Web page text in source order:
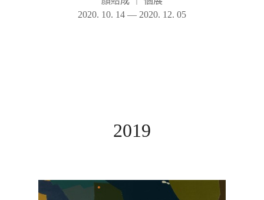
2020. 10. 14 — 2020. 12. 05
2019